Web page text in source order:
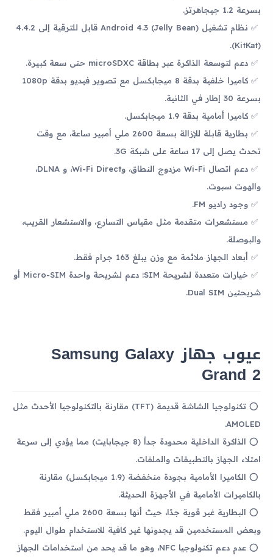
بسرعة 1.2 جيجاهرتز.
نظام تشغيل Android 4.3 (Jelly Bean) قابل للترقية إلى 4.4.2
(KitKat).
دعم لتوسعة الذاكرة عبر بطاقة microSDXC حتى سعة كبيرة.
كاميرا خلفية بدقة 8 ميجابكسل مع تصوير فيديو بدقة 1080p
بسرعة 30 إطار في الثانية.
كاميرا أمامية بدقة 1.9 ميجابكسل.
بطارية قابلة للإزالة بسعة 2600 ملي أمبير ساعة، مع وقت
تحدث يصل إلى 17 ساعة على شبكة 3G.
دعم اتصال Wi-Fi مزدوج النطاق، وWi-Fi Direct، و DLNA،
والهوت سبوت.
وجود راديو FM.
مستشعرات متقدمة مثل مقياس التسارع، والاستشعار القريب،
والبوصلة.
أبعاد الجهاز ملائمة مع وزن يبلغ 163 جرام فقط.
خيارات متعددة لشريحة SIM: دعم لشريحة واحدة Micro-SIM أو
شريحتين Dual SIM.
عيوب جهاز Samsung Galaxy
Grand 2
تكنولوجيا الشاشة قديمة (TFT) مقارنة بالتكنولوجيا الأحدث مثل
AMOLED.
الذاكرة الداخلية محدودة جداً (8 جيجابايت) مما يؤدي إلى سرعة
امتلاء الجهاز بالتطبيقات والملفات.
الكاميرا الأمامية بجودة منخفضة (1.9 ميجابكسل) مقارنة
بالكاميرات الأمامية في الأجهزة الحديثة.
البطارية غير قوية جدًا، حيث أنها بسعة 2600 ملي أمبير فقط
وبعض المستخدمين قد يجدونها غير كافية للاستخدام طوال اليوم.
عدم دعم تكنولوجيا NFC، وهو ما قد يحد من استخدامات الجهاز